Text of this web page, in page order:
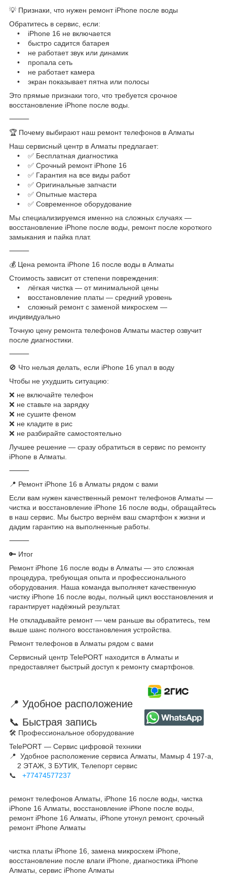
💡 Признаки, что нужен ремонт iPhone после воды
Обратитесь в сервис, если:
• iPhone 16 не включается
• быстро садится батарея
• не работает звук или динамик
• пропала сеть
• не работает камера
• экран показывает пятна или полосы
Это прямые признаки того, что требуется срочное
восстановление iPhone после воды.
⸻
🏆 Почему выбирают наш ремонт телефонов в Алматы
Наш сервисный центр в Алматы предлагает:
• ✅ Бесплатная диагностика
• ✅ Срочный ремонт iPhone 16
• ✅ Гарантия на все виды работ
• ✅ Оригинальные запчасти
• ✅ Опытные мастера
• ✅ Современное оборудование
Мы специализируемся именно на сложных случаях —
восстановление iPhone после воды, ремонт после короткого
замыкания и пайка плат.
⸻
💰 Цена ремонта iPhone 16 после воды в Алматы
Стоимость зависит от степени повреждения:
• лёгкая чистка — от минимальной цены
• восстановление платы — средний уровень
• сложный ремонт с заменой микросхем —
индивидуально
Точную цену ремонта телефонов Алматы мастер озвучит
после диагностики.
⸻
🚫 Что нельзя делать, если iPhone 16 упал в воду
Чтобы не ухудшить ситуацию:
❌ не включайте телефон
❌ не ставьте на зарядку
❌ не сушите феном
❌ не кладите в рис
❌ не разбирайте самостоятельно
Лучшее решение — сразу обратиться в сервис по ремонту
iPhone в Алматы.
⸻
📍 Ремонт iPhone 16 в Алматы рядом с вами
Если вам нужен качественный ремонт телефонов Алматы —
чистка и восстановление iPhone 16 после воды, обращайтесь
в наш сервис. Мы быстро вернём ваш смартфон к жизни и
дадим гарантию на выполненные работы.
⸻
🔑 Итог
Ремонт iPhone 16 после воды в Алматы — это сложная
процедура, требующая опыта и профессионального
оборудования. Наша команда выполняет качественную
чистку iPhone 16 после воды, полный цикл восстановления и
гарантирует надёжный результат.
Не откладывайте ремонт — чем раньше вы обратитесь, тем
выше шанс полного восстановления устройства.
Ремонт телефонов в Алматы рядом с вами
Сервисный центр TelePORT находится в Алматы и
предоставляет быстрый доступ к ремонту смартфонов.
📍 Удобное расположение
📞 Быстрая запись
🛠 Профессиональное оборудование
TelePORT — Сервис цифровой техники
📍 Удобное расположение сервиса Алматы, Мамыр 4 197-а,
2 ЭТАЖ, 3 БУТИК, Телепорт сервис
📞
+77474577237
ремонт телефонов Алматы, iPhone 16 после воды, чистка
iPhone 16 Алматы, восстановление iPhone после воды,
ремонт iPhone 16 Алматы, iPhone утонул ремонт, срочный
ремонт iPhone Алматы
чистка платы iPhone 16, замена микросхем iPhone,
восстановление после влаги iPhone, диагностика iPhone
Алматы, сервис iPhone Алматы